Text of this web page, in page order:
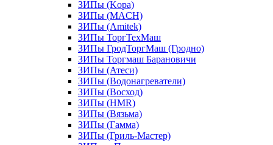
ЗИПы (Kopa)
ЗИПы (MACH)
ЗИПы (Amitek)
ЗИПы ТоргТехМаш
ЗИПы ГродТоргМаш (Гродно)
ЗИПы Торгмаш Барановичи
ЗИПы (Атеси)
ЗИПы (Водонагреватели)
ЗИПы (Восход)
ЗИПы (HMR)
ЗИПы (Вязьма)
ЗИПы (Гамма)
ЗИПы (Гриль-Мастер)